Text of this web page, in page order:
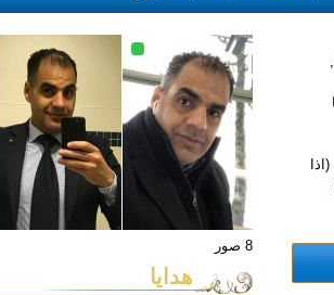
من مدينة Clackamas, OR,
(اذا
8 صور
هدايا